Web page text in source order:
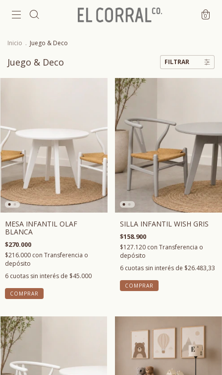
0
Inicio . Juego & Deco
Juego & Deco FILTRAR
MESA INFANTIL OLAF
BLANCA
$270.000
$216.000 con Transferencia o
depósito
6 cuotas sin interés de $45.000
COMPRAR
SILLA INFANTIL WISH GRIS
$158.900
$127.120 con Transferencia o
depósito
6 cuotas sin interés de $26.483,33
COMPRAR